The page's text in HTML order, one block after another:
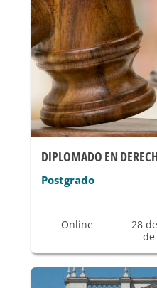
DIPLOMADO EN
Postgrado
Online
28
de